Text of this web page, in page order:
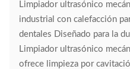
Limpiador ultrasónico
industrial con calefacción
dentales Diseñado para la
Limpiador ultrasónico
ofrece limpieza por